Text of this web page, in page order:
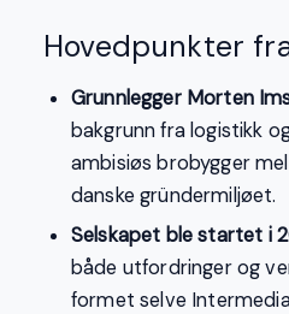
Hovedpunkter
Grunnlegger Morten
bakgrunn fra logistikk
ambisiøs brobygger
danske gründermiljøet.
Selskapet ble startet i
både utfordringer og
formet selve